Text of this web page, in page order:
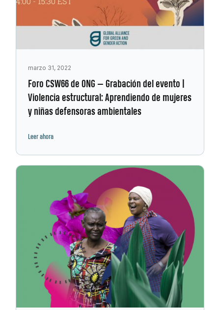
marzo 31, 2022
Foro CSW66 de ONG — Grabación del evento |
Violencia estructural: Aprendiendo de mujeres
y niñas defensoras ambientales
Leer ahora